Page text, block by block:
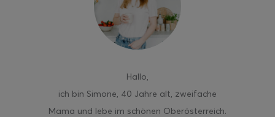
Hallo,
ich bin Simone, 40 Jahre alt, zweifache
Mama und lebe im schönen Oberösterreich.